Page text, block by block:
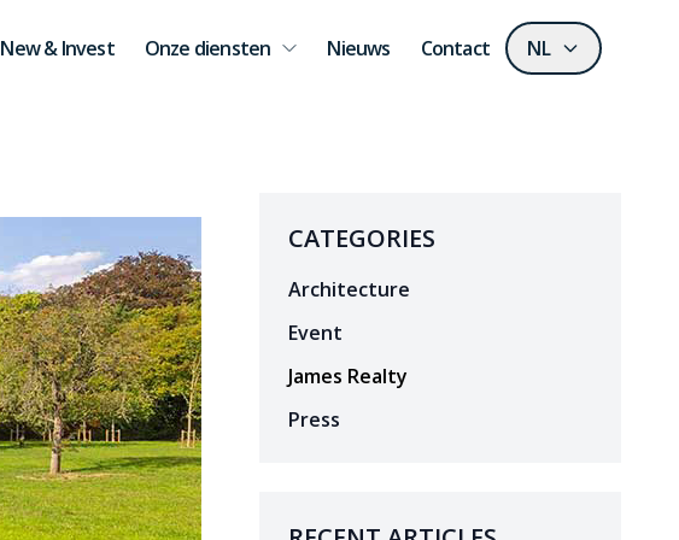
New & Invest Onze diensten Nieuws Contact NL
CATEGORIES
Architecture
Event
James Realty
Press